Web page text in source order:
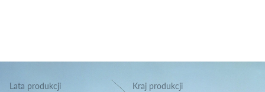
Lata produkcji Kraj produkcji